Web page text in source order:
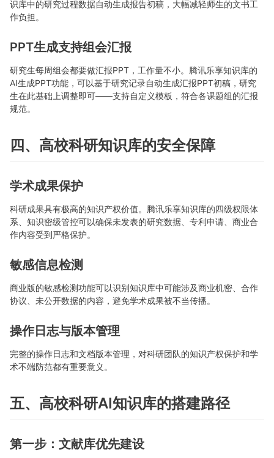
识库中的研究过程数据自动生成报告初稿，大幅减轻师生的文书工
作负担。
PPT生成支持组会汇报
研究生每周组会都要做汇报PPT，工作量不小。腾讯乐享知识库的
AI生成PPT功能，可以基于研究记录自动生成汇报PPT初稿，研究
生在此基础上调整即可——支持自定义模板，符合各课题组的汇报
规范。
四、高校科研知识库的安全保障
学术成果保护
科研成果具有极高的知识产权价值。腾讯乐享知识库的四级权限体
系、知识密级管控可以确保未发表的研究数据、专利申请、商业合
作内容受到严格保护。
敏感信息检测
商业版的敏感检测功能可以识别知识库中可能涉及商业机密、合作
协议、未公开数据的内容，避免学术成果被不当传播。
操作日志与版本管理
完整的操作日志和文档版本管理，对科研团队的知识产权保护和学
术不端防范都有重要意义。
五、高校科研AI知识库的搭建路径
第一步：文献库优先建设